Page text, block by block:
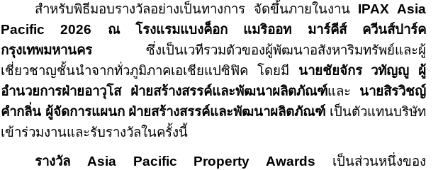
สำหรับพิธีมอบรางวัลอย่างเป็นทางการ จัดขึ้นภายในงาน IPAX Asia
Pacific2026
ณ โรงแรมแบงค็อก แมริออท มาร์คีส์ ควีนส์ปาร์ค
กรุงเทพมหานครซึ่งเป็นเวทีรวมตัวของผู้พัฒนาอสังหาริมทรัพย์และผู้
เชี่ยวชาญชั้นนำจากทั่วภูมิภาคเอเชียแปซิฟิค โดยมี นายชัยจักร วทัญญู ผู้
อำนวยการฝ่ายอาวุโส ฝ่ายสร้างสรรค์และพัฒนาผลิตภัณฑ์และ นายสิรวิชญ์
คำกลิ่น ผู้จัดการแผนก ฝ่ายสร้างสรรค์และพัฒนาผลิตภัณฑ์ เป็นตัวแทนบริษัท
เข้าร่วมงานและรับรางวัลในครั้งนี้
รางวัล Asia Pacific Property Awards
เป็นส่วนหนึ่งของ